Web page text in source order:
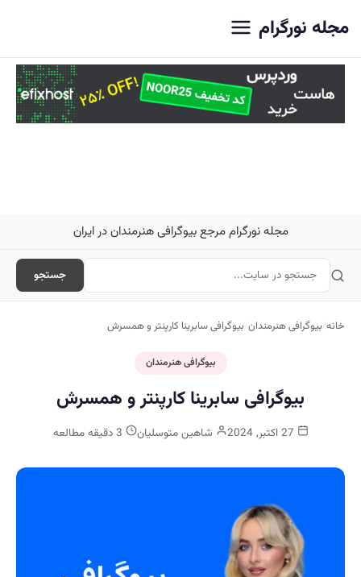
مجله نورگرام
مجله نورگرام مرجع بیوگرافی هنرمندان در ایران
جستجو
خانه/بیوگرافی هنرمندان/بیوگرافی سابرینا کارپنتر و همسرش
بیوگرافی هنرمندان
بیوگرافی سابرینا کارپنتر و همسرش
شاهین متوسلیان